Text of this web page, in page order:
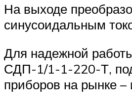
На выходе
синусоидальным
Для надежной
СДП-1/1-1-220-Т,
приборов на рынке –